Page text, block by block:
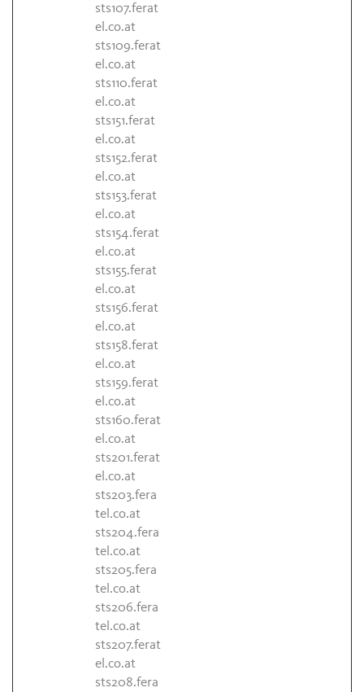
sts107.ferat
el.co.at
sts109.ferat
el.co.at
sts110.ferat
el.co.at
sts151.ferat
el.co.at
sts152.ferat
el.co.at
sts153.ferat
el.co.at
sts154.ferat
el.co.at
sts155.ferat
el.co.at
sts156.ferat
el.co.at
sts158.ferat
el.co.at
sts159.ferat
el.co.at
sts160.ferat
el.co.at
sts201.ferat
el.co.at
sts203.fera
tel.co.at
sts204.fera
tel.co.at
sts205.fera
tel.co.at
sts206.fera
tel.co.at
sts207.ferat
el.co.at
sts208.fera